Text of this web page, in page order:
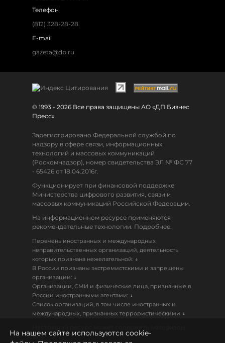
Телефон
(812) 328-28-28
E-mail
gazeta@dp.ru
© 1993 - 2026 Все права защищены АО «ДП Бизнес
Пресс»
Зарегистрировано Федеральной службой по
надзору в сфере связи, информационных
технологий и массовых коммуникаций
(Роскомнадзор), номер свидетельства ЭЛ № ФС 77
- 65426 от 18.04.2016г.
Функционирует при финансовой поддержке
Министерства цифрового развития, связи и
массовых коммуникаций Российской Федерации.
На информационном ресурсе применяются
рекомендательные технологии. Подробнее.
Перечень иностранных и международных
неправительственных организаций, деятельность
которых признана нежелательной: ↓
В России признаны экстремистскими и запрещены
организации: ↓
Организации, СМИ и физические лица, признанные в
России иностранными агентами: ↓
Список организаций, в том числе иностранных и
международных, признанных террористическими ↓
18+
На нашем сайте используются cookie-